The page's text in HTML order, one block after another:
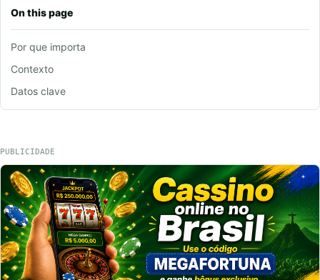
On this page
Por que importa
Contexto
Datos clave
PUBLICIDADE